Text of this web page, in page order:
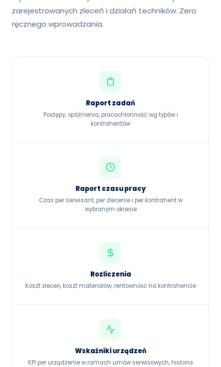
zarejestrowanych zleceń i działań techników. Zero
ręcznego wprowadzania.
Raport zadań
Postępy, opóźnienia, pracochłonność wg typów i
kontrahentów
Raport czasu pracy
Czas per serwisant, per zlecenie i per kontrahent w
wybranym okresie
Rozliczenia
Koszt zleceń, koszt materiałów, rentowność na kontrahencie
Wskaźniki urządzeń
KPI per urządzenie w ramach umów serwisowych, historia